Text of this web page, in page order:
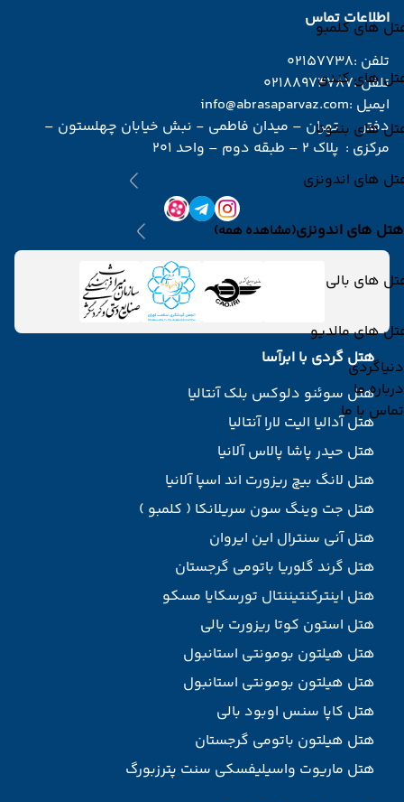
های کلمبو
های کندی
های بنتوتا
های اندونزی
هتل های اندونزی(مشاهده همه)
های بالی
های مالدیو
دنیاگردی
درباره ما
تماس با ما
اطلاعات تماس
تلفن :02157738
تلفن :02188974787
ایمیل :info@abrasaparvaz.com
دفتر
مرکزی :
تهران – میدان فاطمی - نبش خیابان چهلستون –
پلاک 2 – طبقه دوم – واحد 201
هتل گردی با ابرآسا
هتل سوئنو دلوکس بلک آنتالیا
هتل آدالیا الیت لارا آنتالیا
هتل حیدر پاشا پالاس آلانیا
هتل لانگ بیچ ریزورت اند اسپا آلانیا
هتل جت وینگ سون سریلانکا ( کلمبو )
هتل آنی سنترال این ایروان
هتل گرند گلوریا باتومی گرجستان
هتل اینترکنتیننتال تورسکایا مسکو
هتل استون کوتا ریزورت بالی
هتل هیلتون بومونتی استانبول
هتل هیلتون بومونتی استانبول
هتل کاپا سنس اوبود بالی
هتل هیلتون باتومی گرجستان
هتل ماریوت واسیلیفسکی سنت پترزبورگ